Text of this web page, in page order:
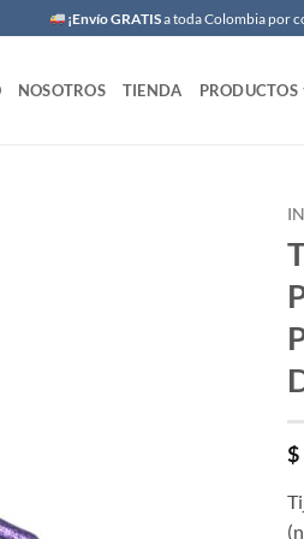
¡Envío GRATISa toda Colombia por
NOSOTROS TIENDA PRODUCTOS
$